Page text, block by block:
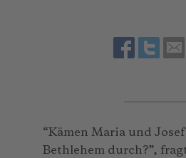
“Kämen Maria und
Bethlehem durch?”,